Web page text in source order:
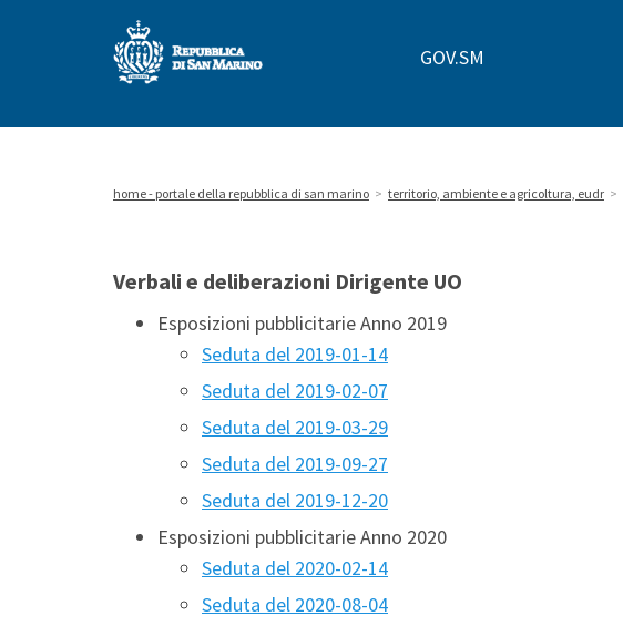
di
Marino
GOV.SM
home - portale della repubblica di san marino > territorio, ambiente e agricoltura, eudr >
Verbali e deliberazioni Dirigente UO
Esposizioni pubblicitarie Anno 2019
Seduta del 2019-01-14
Seduta del 2019-02-07
Seduta del 2019-03-29
Seduta del 2019-09-27
Seduta del 2019-12-20
Esposizioni pubblicitarie Anno 2020
Seduta del 2020-02-14
Seduta del 2020-08-04